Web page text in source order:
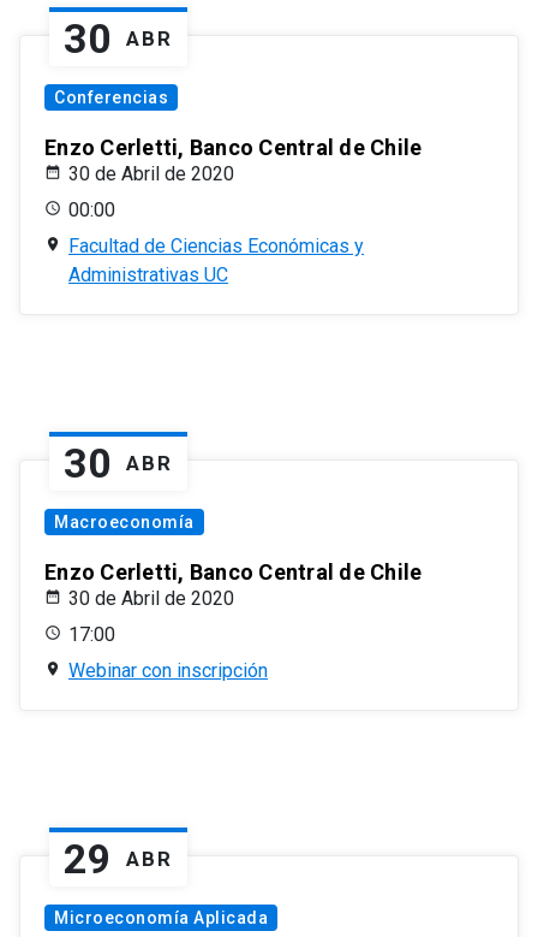
30 ABR
Conferencias
Enzo Cerletti, Banco Central de Chile
30 de Abril de 2020
00:00
Facultad de Ciencias Económicas y
Administrativas UC
30 ABR
Macroeconomía
Enzo Cerletti, Banco Central de Chile
30 de Abril de 2020
17:00
Webinar con inscripción
29 ABR
Microeconomía Aplicada